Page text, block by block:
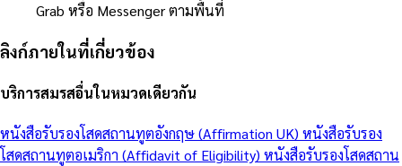
Grab หรือ Messenger ตามพื้นที่
ลิงก์ภายในที่เกี่ยวข้อง
บริการสมรสอื่นในหมวดเดียวกัน
หนังสือรับรองโสดสถานทูตอังกฤษ (Affirmation UK) หนังสือรับรอง
โสดสถานทูตอเมริกา (Affidavit of Eligibility) หนังสือรับรองโสดสถาน